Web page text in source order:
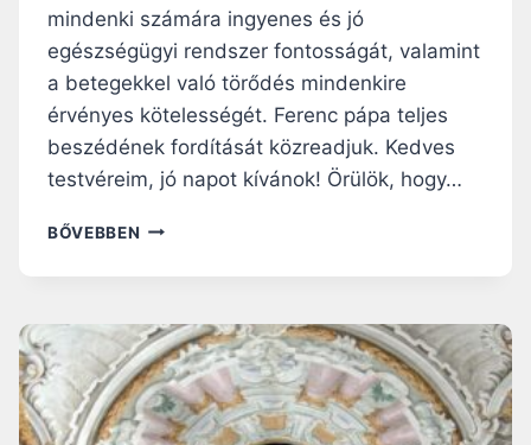
mindenki számára ingyenes és jó
egészségügyi rendszer fontosságát, valamint
a betegekkel való törődés mindenkire
érvényes kötelességét. Ferenc pápa teljes
beszédének fordítását közreadjuk. Kedves
testvéreim, jó napot kívánok! Örülök, hogy…
BŐVEBBEN FERENC
MINDANNYIUNKNAK
SZÜKSÉGE
VAN
A
TÖRŐDÉSRE!